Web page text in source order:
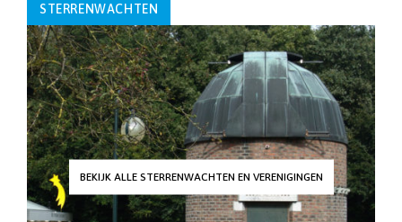
STERRENWACHTEN
BEKIJK ALLE STERRENWACHTEN EN VERENIGINGEN